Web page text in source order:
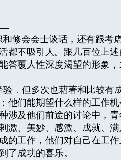
修会会士谈话，还有跟考
都不吸引人。跟几百位上
覆人性深度渴望的形象，
，但多次也藉著和比较有
他们能期望什么样的工作
涉及他们前途的讨论中，
激、美妙、感激、成就、
工作，他们对自己在工
了成功的喜乐。